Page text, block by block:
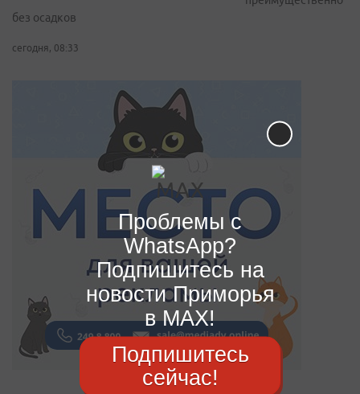
без осадков
сегодня, 08:33
Проблемы с
WhatsApp?
Подпишитесь на
новости Приморья
в MAX!
Подпишитесь
сейчас!